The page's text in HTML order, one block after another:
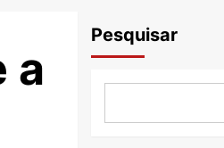
a
Pesquisar